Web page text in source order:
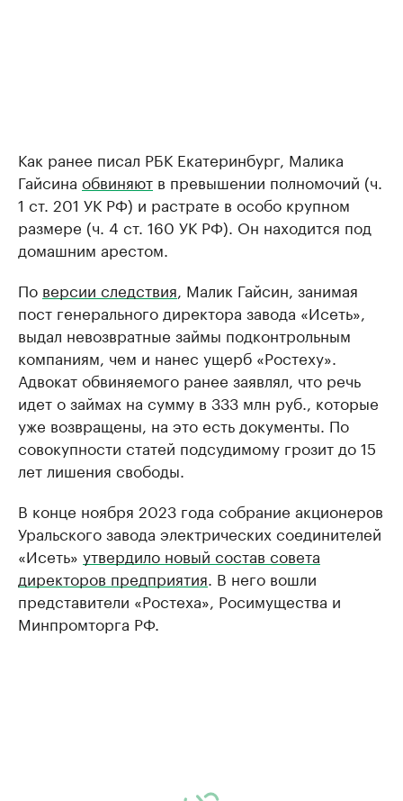
Как ранее писал РБК Екатеринбург, Малика
Гайсина обвиняют в превышении полномочий (ч.
1 ст. 201 УК РФ) и растрате в особо крупном
размере (ч. 4 ст. 160 УК РФ). Он находится под
домашним арестом.
По версии следствия , Малик Гайсин, занимая
пост генерального директора завода «Исеть»,
выдал невозвратные займы подконтрольным
компаниям, чем и нанес ущерб «Ростеху».
Адвокат обвиняемого ранее заявлял, что речь
идет о займах на сумму в 333 млн руб., которые
уже возвращены, на это есть документы. По
совокупности статей подсудимому грозит до 15
лет лишения свободы.
В конце ноября 2023 года собрание акционеров
Уральского завода электрических соединителей
«Исеть» утвердило новый состав совета
директоров предприятия . В него вошли
представители «Ростеха», Росимущества и
Минпромторга РФ.